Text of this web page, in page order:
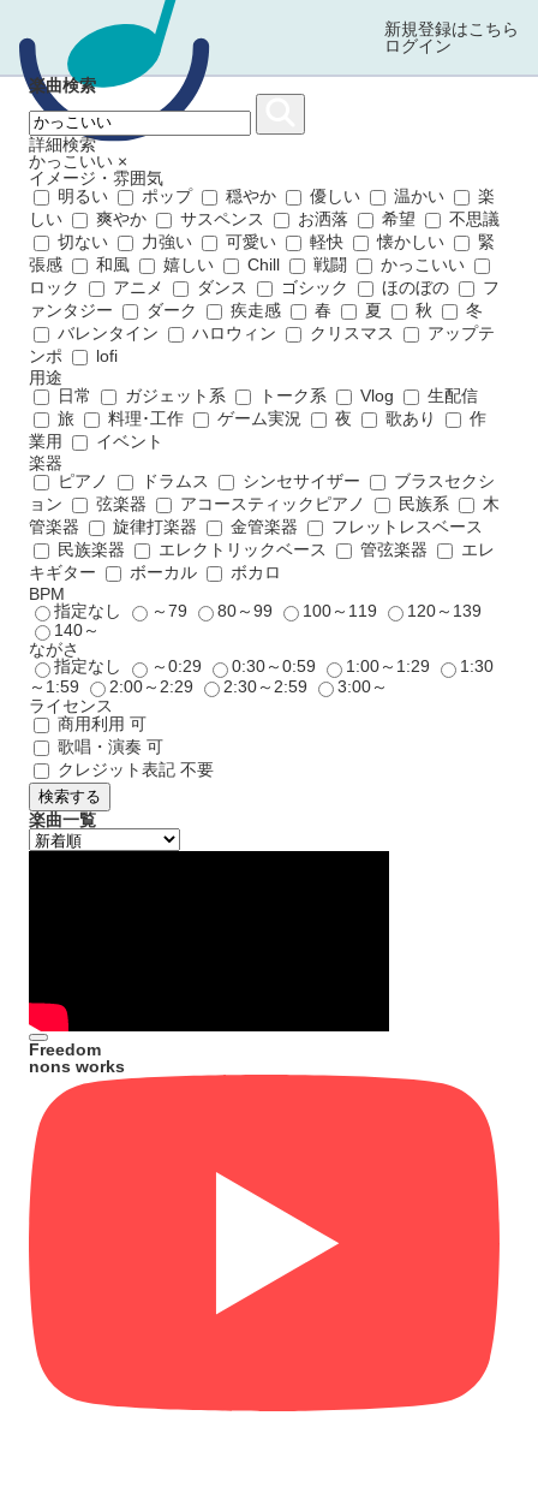
新規登録はこちら
ログイン
楽曲検索
詳細検索
かっこいい ×
イメージ・雰囲気
明るい
ポップ 穏やか 優しい 温かい
楽
しい
爽やか サスペンス お洒落 希望
不思議
切ない
力強い 可愛い 軽快 懐かしい
緊
張感
和風 嬉しい Chill 戦闘
かっこいい
ロック
アニメ ダンス ゴシック ほのぼの
フ
ァンタジー
ダーク 疾走感 春 夏 秋
冬
バレンタイン
ハロウィン クリスマス
アップテ
ンポ
lofi
用途
日常
ガジェット系 トーク系 Vlog
生配信
旅
料理･工作 ゲーム実況 夜 歌あり
作
業用
イベント
楽器
ピアノ
ドラムス シンセサイザー
ブラスセクシ
ョン
弦楽器 アコースティックピアノ 民族系
木
管楽器
旋律打楽器 金管楽器
フレットレスベース
民族楽器
エレクトリックベース 管弦楽器
エレ
キギター
ボーカル
ボカロ
BPM
指定なし
～79 80～99 100～119
120～139
140～
ながさ
指定なし
～0:29 0:30～0:59 1:00～1:29
1:30
～1:59
2:00～2:29 2:30～2:59
3:00～
ライセンス
商用利用 可
歌唱・演奏 可
クレジット表記 不要
検索する
楽曲一覧
Freedom
nons works